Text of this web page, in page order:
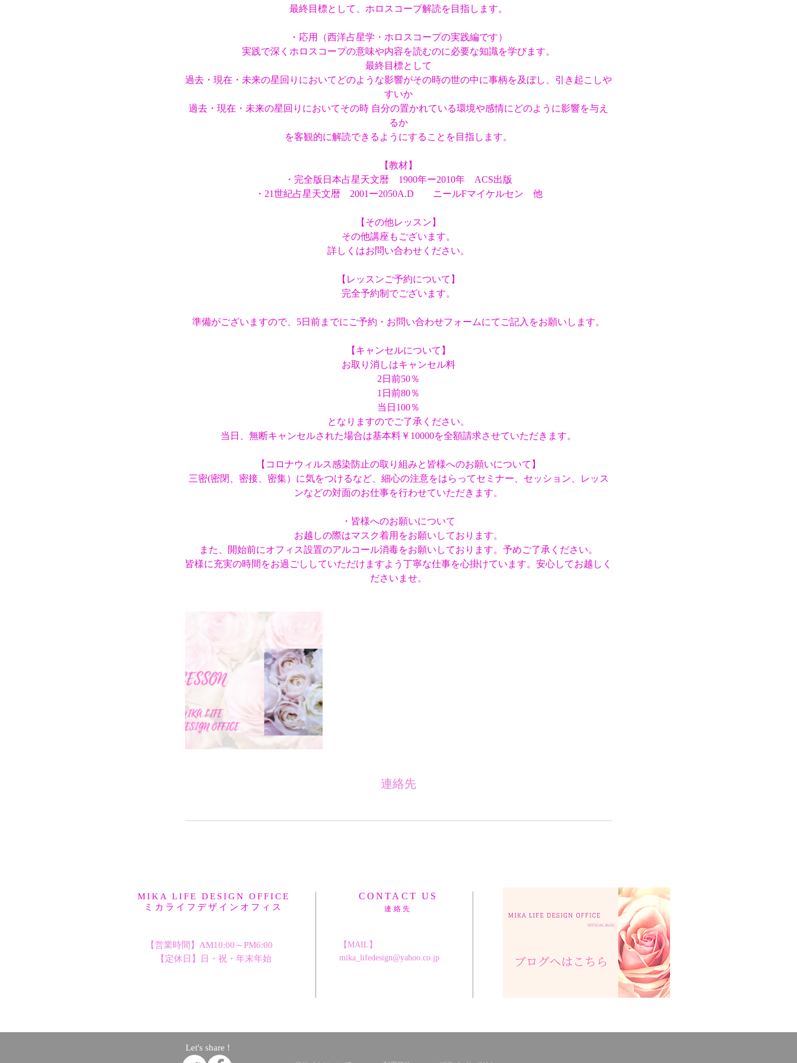
最終目標として、ホロスコープ解読を目指します。
・応用（西洋占星学・ホロスコープの実践編です）
実践で深くホロスコープの意味や内容を読むのに必要な知識を学びます。
最終目標として
過去・現在・未来の星回りにおいてどのような影響がその時の世の中に事柄を及ぼし、引き起こしや
すいか
過去・現在・未来の星回りにおいてその時 自分の置かれている環境や感情にどのように影響を与え
るか
を客観的に解読できるようにすることを目指します。
【教材】
・完全版日本占星天文暦 1900年ー2010年 ACS出版
・21世紀占星天文暦 2001ー2050A.D ニールFマイケルセン 他
【その他レッスン】
その他講座もございます。
詳しくはお問い合わせください。
【レッスンご予約について】
完全予約制でございます。
準備がございますので、5日前までにご予約・お問い合わせフォームにてご記入をお願いします。
【キャンセルについて】
お取り消しはキャンセル料
2日前50％
1日前80％
当日100％
となりますのでご了承ください。
当日、無断キャンセルされた場合は基本料￥10000を全額請求させていただきます。
【コロナウィルス感染防止の取り組みと皆様へのお願いについて】
三密(密閉、密接、密集）に気をつけるなど、細心の注意をはらってセミナー、セッション、レッス
ンなどの対面のお仕事を行わせていただきます。
・皆様へのお願いについて
お越しの際はマスク着用をお願いしております。
また、開始前にオフィス設置のアルコール消毒をお願いしております。予めご了承ください。
皆様に充実の時間をお過ごししていただけますよう丁寧な仕事を心掛けています。安心してお越しく
ださいませ。
連絡先
MIKA LIFE DESIGN OFFICE
ミカライフデザインオフィス
【営業時間】AM10:00～PM6:00
【定休日】日・祝・年末年始
CONTACT US
連絡先
【MAIL】
mika_lifedesign@yahoo.co.jp
Let's share !